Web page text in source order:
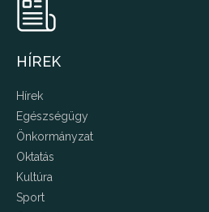
HÍREK
Hírek
Egészségügy
Önkormányzat
Oktatás
Kultúra
Sport